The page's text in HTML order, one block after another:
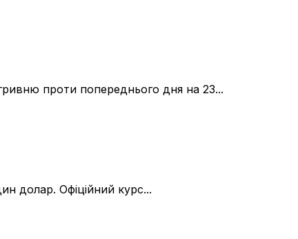
проти попереднього дня на 23...
долар. Офіційний курс...